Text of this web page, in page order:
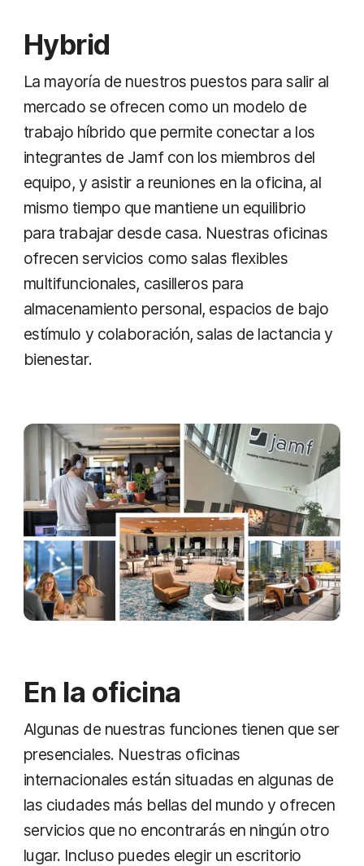
Hybrid
La mayoría de nuestros puestos para salir al
mercado se ofrecen como un modelo de
trabajo híbrido que permite conectar a los
integrantes de Jamf con los miembros del
equipo, y asistir a reuniones en la oficina, al
mismo tiempo que mantiene un equilibrio
para trabajar desde casa. Nuestras oficinas
ofrecen servicios como salas flexibles
multifuncionales, casilleros para
almacenamiento personal, espacios de bajo
estímulo y colaboración, salas de lactancia y
bienestar.
En la oficina
Algunas de nuestras funciones tienen que ser
presenciales. Nuestras oficinas
internacionales están situadas en algunas de
las ciudades más bellas del mundo y ofrecen
servicios que no encontrarás en ningún otro
lugar. Incluso puedes elegir un escritorio